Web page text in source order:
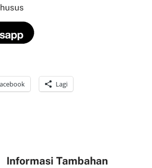
Lagi
Informasi Tambahan